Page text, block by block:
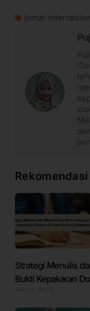
jurnal
Strategi Menulis
Bukti Kepakaran